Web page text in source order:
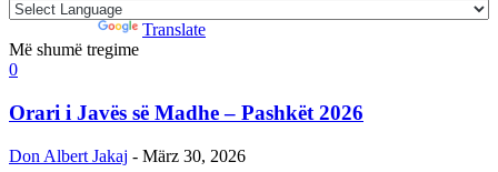
Translate
Më shumë tregime
0
Orari i Javës së Madhe – Pashkët 2026
Don Albert Jakaj - März 30, 2026